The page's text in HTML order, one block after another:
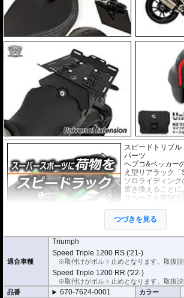
スピードトリプ
パーツ
ヘプコ&ベッカー
え型リアラック「
ソロライディング
置き換えること
スペースを有効活
の積載を可能にし
荷物を固定するベ
ック受けも多数あ
グまで、快適に
オプションで下記
が容易になります
大きなバッグを
niversal
つづきを見る
適合車種
Triumph
Speed Triple 1200 RS ('21-)
※取付けがボルト止めとなります。取扱説
Speed Triple 1200 RR ('22-)
※取付けがボルト止めとなります。取扱説
品番
670-7624-0001 カラー